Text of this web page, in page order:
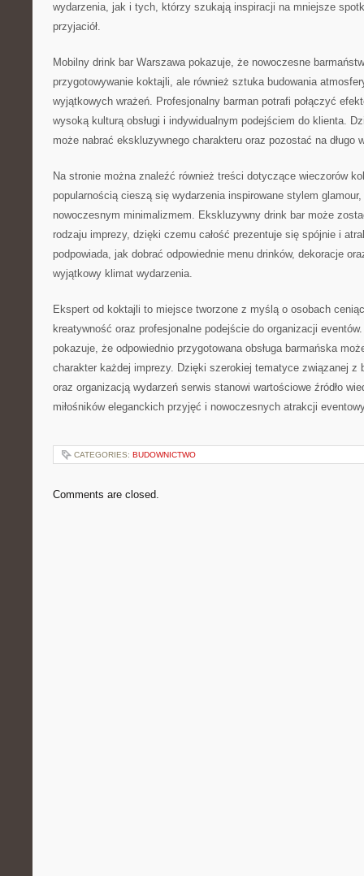
wydarzenia, jak i tych, którzy szukają inspiracji na mniejsze
przyjaciół.
Mobilny drink bar Warszawa pokazuje, że nowoczesne
przygotowywanie koktajli, ale również sztuka budowania
wyjątkowych wrażeń. Profesjonalny barman potrafi połączyć
wysoką kulturą obsługi i indywidualnym podejściem do klienta.
może nabrać ekskluzywnego charakteru oraz pozostać na długo
Na stronie można znaleźć również treści dotyczące wieczorów
popularnością cieszą się wydarzenia inspirowane stylem
nowoczesnym minimalizmem. Ekskluzywny drink bar może
rodzaju imprezy, dzięki czemu całość prezentuje się spójnie i
podpowiada, jak dobrać odpowiednie menu drinków, dekoracje
wyjątkowy klimat wydarzenia.
Ekspert od koktajli to miejsce tworzone z myślą o osobach
kreatywność oraz profesjonalne podejście do organizacji
pokazuje, że odpowiednio przygotowana obsługa barmańska
charakter każdej imprezy. Dzięki szerokiej tematyce związanej z
oraz organizacją wydarzeń serwis stanowi wartościowe źródło
miłośników eleganckich przyjęć i nowoczesnych atrakcji
CATEGORIES: BUDOWNICTWO
Comments are closed.